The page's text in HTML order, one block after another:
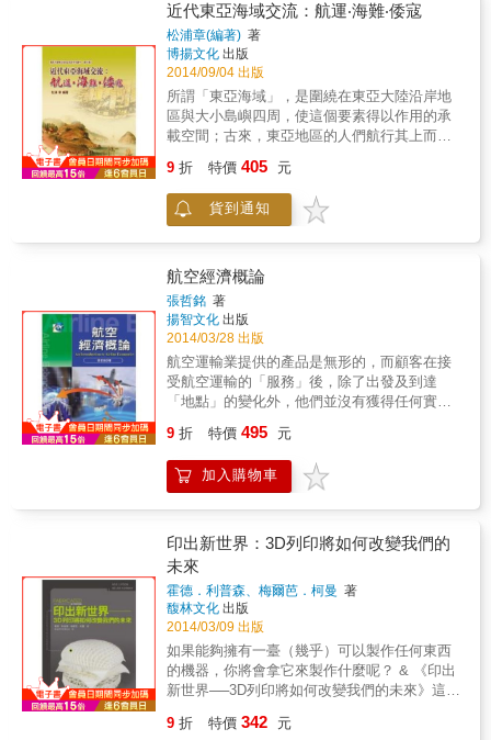
近代東亞海域交流：航運‧海難‧倭寇
松浦章(編著) 著
博揚文化 出版
2014/09/04 出版
所謂「東亞海域」，是圍繞在東亞大陸沿岸地
區與大小島嶼四周，使這個要素得以作用的承
載空間；古來，東亞地區的人們航行其上而彼
風格的人文地理區域。在此區域中，民族文化
多元並存而互有交織。《關西大學東亞海域交
流史研究叢刊》（第七輯），就是在多元文化
八篇相關之學術論文。從本書當中可瞭解到明
清以來在東亞海域彼此之間交流互動之狀況，
此區域的人們，他們航行海上或從事外交、或
競逐爭戰、或商貿掠奪、或跨海移民，無不來
往於各個港埠之間，書中所呈現的具體內涵與
意義，期望能帶給讀者有所認識以及進一步研
究的興趣。
9 折 特價 405 元
貨到通知
航空經濟概論
張哲銘 著
揚智文化 出版
2014/03/28 出版
航空運輸業提供的產品是無形的，而顧客在接
受航空運輸的「服務」後，除了出發及到達
「地點」的變化外，他們並沒有獲得任何實質
務業，例如銀行、保險業並沒有太大的差異。
然而比起其他服務業，航空運輸業需要購買飛
機、維修機具、模擬機及用來進行維修及服務
了需要大量資金外，航空運輸業是需要大量人
力及技術用來生產及進行維護之產業，因此也
是技術密集及勞力密集之綜合性服務業。 在背
負龐大成本及面臨國際航空運量過剩壓力下，
航空公司間之競爭變得更加激烈，導致航空運
輸業想要獲取合理之利潤也日益困難。為求生
存，航空運輸業不得不重視經濟學的特性，
「研究如何將有限的資源進行合理配置」。以
西南航空公司來說，在面對燃油價格可能發生
大幅波動的環境下，採取燃油避險措施，幫助
9 折 特價 495 元
加入購物車
印出新世界：3D列印將如何改變我們的
未來
霍德．利普森、梅爾芭．柯曼 著
馥林文化 出版
2014/03/09 出版
如果能夠擁有一臺（幾乎）可以製作任何東西
的機器，你將會拿它來製作什麼呢？ & 《印出
新世界──3D列印將如何改變我們的未來》這本
一般工廠進入家庭、辦公室、學校、廚房、醫
9 折 特價 342 元